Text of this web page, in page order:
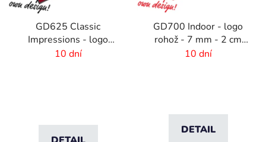
GD625 Classic
Impressions - logo
rohož s HD potlačou - 6
10 dní
GD700 Indoor - logo
rohož - 7 mm - 2 cm
gumový okraj
10 dní
DETAIL